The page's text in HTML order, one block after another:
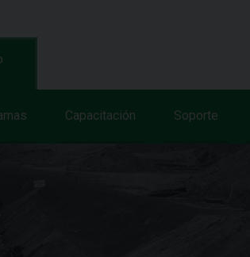
Capacitación Soporte